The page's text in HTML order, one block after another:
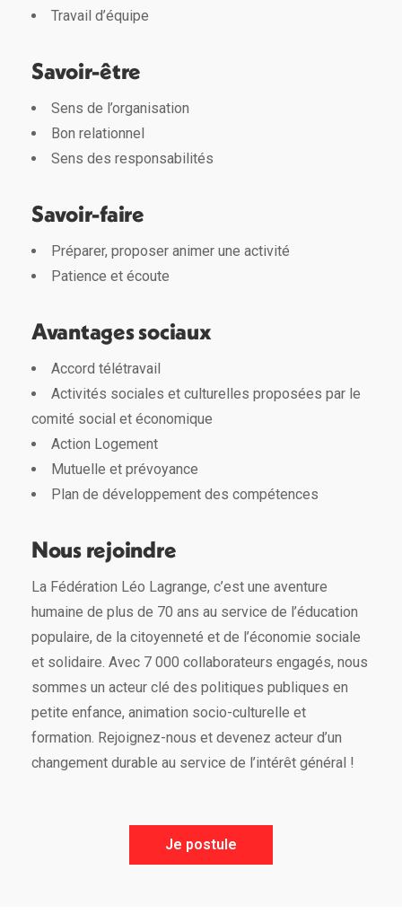
Travail d’équipe
Savoir-être
Sens de l’organisation
Bon relationnel
Sens des responsabilités
Savoir-faire
Préparer, proposer animer une activité
Patience et écoute
Avantages sociaux
Accord télétravail
Activités sociales et culturelles proposées par le
comité social et économique
Action Logement
Mutuelle et prévoyance
Plan de développement des compétences
Nous rejoindre
La Fédération Léo Lagrange, c’est une aventure
humaine de plus de 70 ans au service de l’éducation
populaire, de la citoyenneté et de l’économie sociale
et solidaire. Avec 7 000 collaborateurs engagés, nous
sommes un acteur clé des politiques publiques en
petite enfance, animation socio-culturelle et
formation. Rejoignez-nous et devenez acteur d’un
changement durable au service de l’intérêt général !
Je postule